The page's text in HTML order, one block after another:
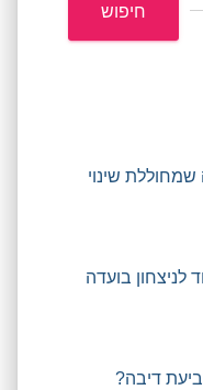
חיפוש
שינוי
לניצחון בועדה
דיבה?